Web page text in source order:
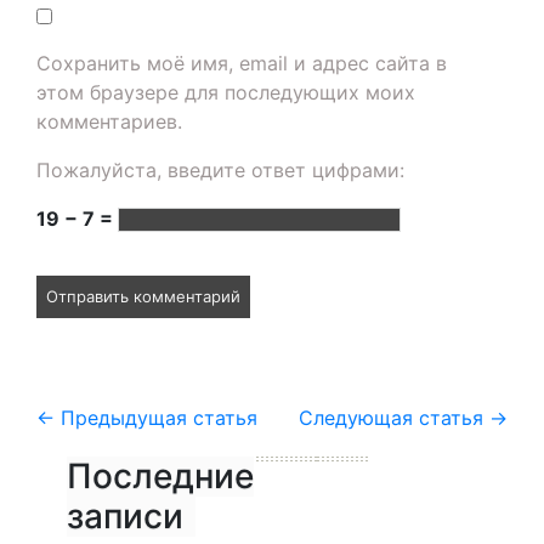
Сохранить моё имя, email и адрес сайта в
этом браузере для последующих моих
комментариев.
Пожалуйста, введите ответ цифрами:
19 − 7 =
← Предыдущая статья Следующая статья →
Последние
записи